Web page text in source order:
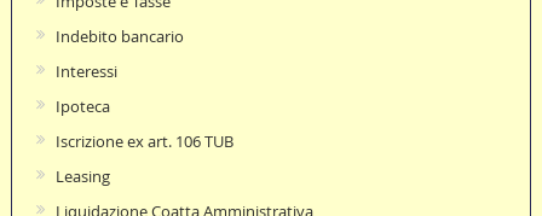
Indebito bancario
Interessi
Ipoteca
Iscrizione ex art. 106 TUB
Leasing
Liquidazione Coatta Amministrativa